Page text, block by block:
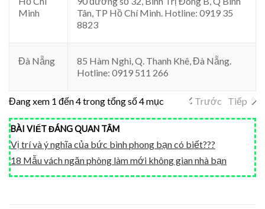
Minh
Tân, TP Hồ Chí Minh. Hotline: 0919 35
8823
Đà Nẵng
85 Hàm Nghi, Q. Thanh Khê, Đà Nẵng.
Hotline: 0919 511 266
Đang xem 1 đến 4 trong tổng số 4 mục Trước Tiếp
BÀI VIẾT ĐÁNG QUAN TÂM
Vị trí và ý nghĩa của bức bình phong bạn có biết???
18 Mẫu vách ngăn phòng làm mới không gian nhà bạn